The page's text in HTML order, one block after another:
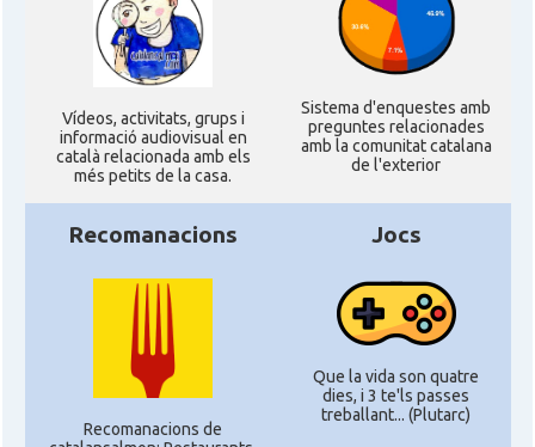
Ví­deos, activitats, grups i
informació audiovisual en
català relacionada amb els
més petits de la casa.
Sistema d'enquestes amb
preguntes relacionades
amb la comunitat catalana
de l'exterior
Recomanacions
Recomanacions de
Jocs
Que la vida son quatre
dies, i 3 te'ls passes
treballant... (Plutarc)